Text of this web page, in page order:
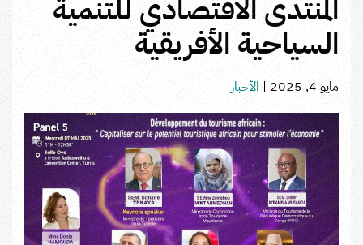
المنتدى الاقتصادي للتنمية
السياحية الأفريقية
مايو 4, 2025 | الأخبار